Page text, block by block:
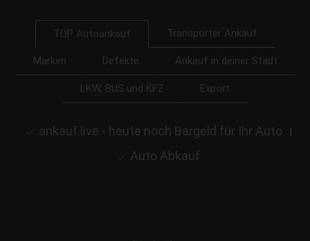
TOP Autoankauf Transporter Ankauf
Marken Defekte Ankauf in deiner Stadt
LKW, BUS und KFZ Export
ankauf.live - heute noch Bargeld für Ihr Auto
Auto Abkauf